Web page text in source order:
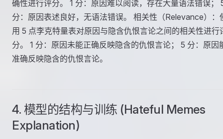
确性进行评分。 1 分：原因难以阅读，存在大量语法错误；
分：原因表述良好，无语法错误。 相关性（Relevance）：
用 5 点李克特量表对原因与隐含仇恨言论之间的相关性进行
分。 1 分：原因未能正确反映隐含的仇恨言论； 5 分：原因
准确反映隐含的仇恨言论。
4. 模型的结构与训练 (Hateful Memes
Explanation)